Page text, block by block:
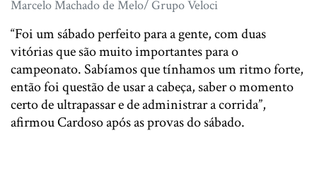
Marcelo Machado de Melo/ Grupo Veloci
“Foi um sábado perfeito para a gente, com duas
vitórias que são muito importantes para o
campeonato. Sabíamos que tínhamos um ritmo forte,
então foi questão de usar a cabeça, saber o momento
certo de ultrapassar e de administrar a corrida”,
afirmou Cardoso após as provas do sábado.